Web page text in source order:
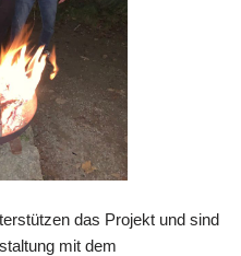
das Projekt und sind
mit dem